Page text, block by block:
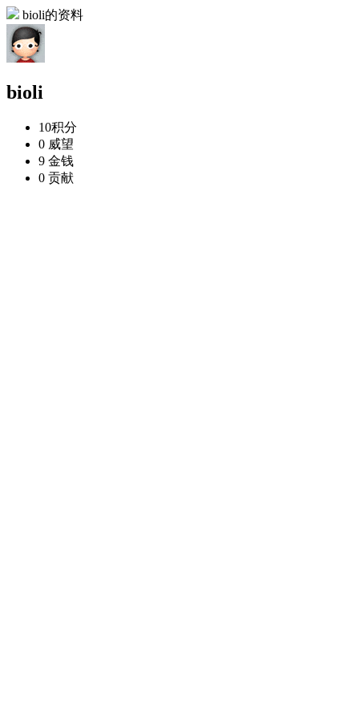
bioli的资料
bioli
10积分
0 威望
9 金钱
0 贡献